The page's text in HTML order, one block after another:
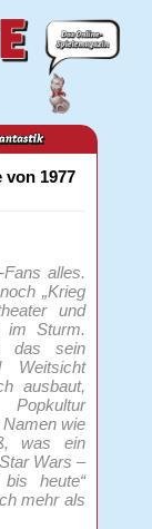
von 1977
alles.
„Krieg
und
im Sturm.
das sein
ausbaut,
wie
was ein
Wars –
heute“
mehr als